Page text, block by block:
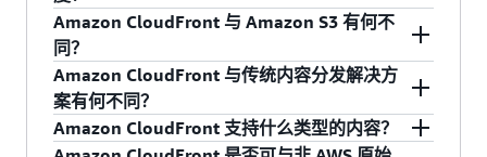
个或多个原始服务器上。它们可能是 Amazon
S3 存储段。对于动态生成的个性化或自定义内
容，您可以使用 Amazon EC2 或其他任何 Web
服务器作为原始服务器。这些原始服务器将存
储或生成将通过 Amazon CloudFront 分发的内
容。
保将由距离最近的边缘站点来处理最终用户请
求。由此，传输读者请求的距离变短，Amazon
CloudFront 也为读者提升了性能。对于没有缓存
在边缘站点和区域性边缘缓存上的文件，Amazon
CloudFront 将与您的原始服务器保持永久连接，
以便尽快从原始服务器提取这些文件。最后，
最低承诺，您只需为自己的使用量付费。与自托
管相比，Amazon CloudFront 无需您运行分布在
Internet 上多个站点的缓存服务器网络，从而避免
了相关开支和复杂性，也无需您过高预置容量以
便处理可能出现的流量峰值。Amazon CloudFront
还运用了多种技术，例如，将在一个边缘站点上
Amazon CloudFront 使用您为文件设置的标准缓
存控制标头来识别静态内容和动态内容。使用单
个 Amazon CloudFront 分发来传输您的所有内
容，这有助于确保将性能优化应用于整个网站或
Web 应用程序。使用 AWS 原始服务器时，由于
Amazon CloudFront 与 Amazon S3 有何不
同？
Amazon CloudFront 是分发经常访问的静态内容
的理想之选，可从边缘站点传输中受益 — 例如常
用的网站图像、视频、多媒体文件或软件下载。
Amazon CloudFront 与传统内容分发解决方
案有何不同？
Amazon CloudFront 让您能够快速获得高性能内
Amazon CloudFront 支持什么类型的内容？